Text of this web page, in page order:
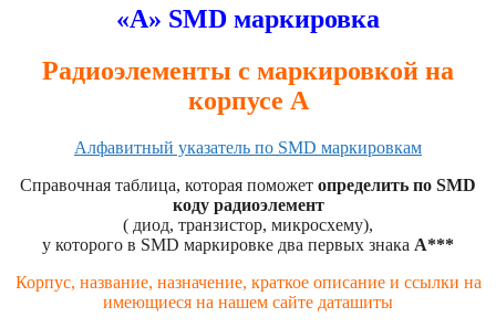
«A» SMD маркировка
Радиоэлементы с маркировкой на
корпусе A
Алфавитный указатель по SMD маркировкам
Справочная таблица, которая поможет определить по SMD
коду радиоэлемент
( диод, транзистор, микросхему),
у которого в SMD маркировке два первых знака A***
Корпус, название, назначение, краткое описание и ссылки на
имеющиеся на нашем сайте даташиты